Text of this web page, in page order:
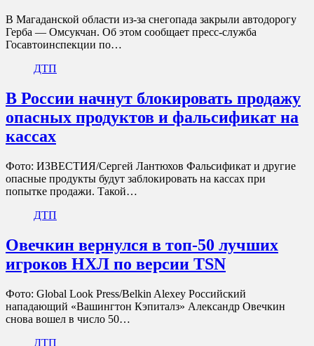
В Магаданской области из-за снегопада закрыли автодорогу
Герба — Омсукчан. Об этом сообщает пресс-служба
Госавтоинспекции по…
ДТП
В России начнут блокировать продажу
опасных продуктов и фальсификат на
кассах
Фото: ИЗВЕСТИЯ/Сергей Лантюхов Фальсификат и другие
опасные продукты будут заблокировать на кассах при
попытке продажи. Такой…
ДТП
Овечкин вернулся в топ-50 лучших
игроков НХЛ по версии TSN
Фото: Global Look Press/Belkin Alexey Российский
нападающий «Вашингтон Кэпиталз» Александр Овечкин
снова вошел в число 50…
ДТП